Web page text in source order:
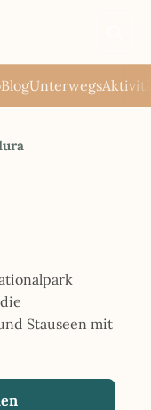
BlogUnterwegs
Stauseen mit